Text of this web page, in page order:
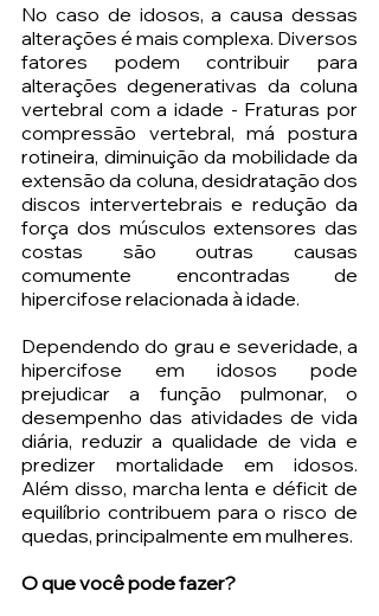
No caso de idosos, a causa dessas
alterações é mais complexa. Diversos
fatores podem contribuir para
alterações degenerativas da coluna
vertebral com a idade - Fraturas por
compressão vertebral, má postura
rotineira, diminuição da mobilidade da
extensão da coluna, desidratação dos
discos intervertebrais e redução da
força dos músculos extensores das
costas são outras causas
comumente encontradas de
hipercifose relacionada à idade.
Dependendo do grau e severidade, a
hipercifose em idosos pode
prejudicar a função pulmonar, o
desempenho das atividades de vida
diária, reduzir a qualidade de vida e
predizer mortalidade em idosos.
Além disso, marcha lenta e déficit de
equilíbrio contribuem para o risco de
quedas, principalmente em mulheres.
O que você pode fazer?